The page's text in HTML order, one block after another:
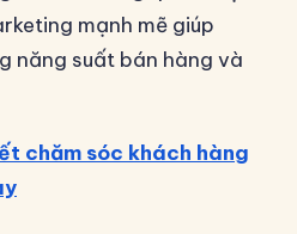
mạnh mẽ giúp
năng suất bán hàng và
chăm sóc khách hàng